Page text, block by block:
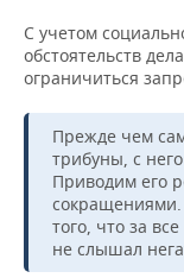
ВОДНЫЕ ВИДЫ
ХОККЕЙ С
ОБРАЗОВАНИЕ
ПРОИСШЕСТВИЯ
С учетом
обстоятельств
ограничиться
Прежде чем
трибуны, с
Приводим его
сокращениями.
того, что за
не слышал